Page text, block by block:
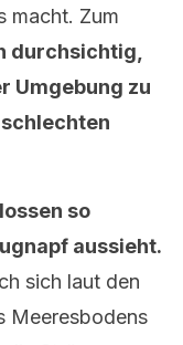
macht. Zum
durchsichtig,
Umgebung zu
so
aussieht.
sich laut den
Meeresbodens